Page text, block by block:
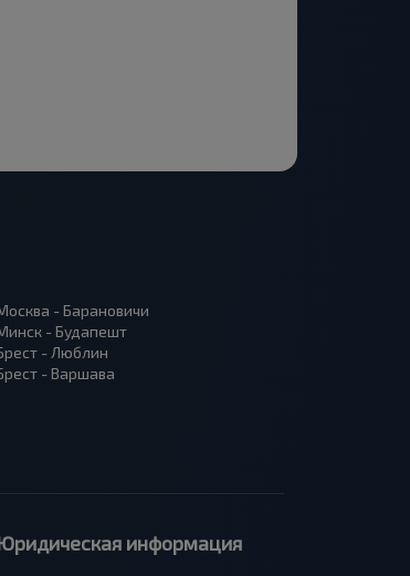
- Барановичи
- Будапешт
- Люблин
- Варшава
информация